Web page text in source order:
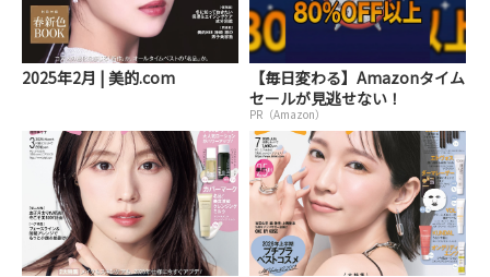
2025年2月 | 美的.com
【毎日変わる】Amazonタイム
セールが見逃せない！
PR（Amazon）